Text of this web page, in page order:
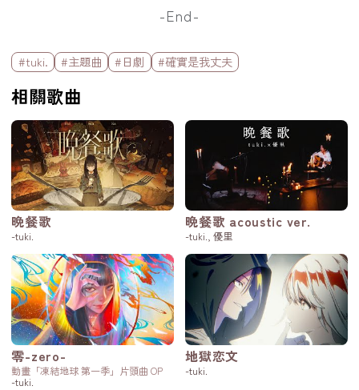
-End-
標籤欄
#tuki. #主題曲 #日劇 #確實是我丈夫
相關歌曲
晩餐歌
-tuki.
晩餐歌 acoustic ver.
-tuki., 優里
零-zero-
動畫「凍結地球 第一季」片頭曲 OP
-tuki.
地獄恋文
-tuki.